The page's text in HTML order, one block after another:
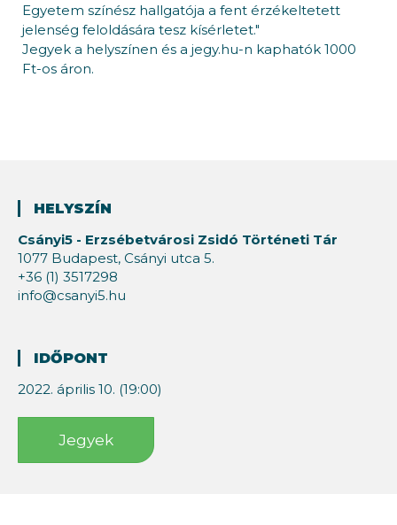
Egyetem színész hallgatója a fent érzékeltetett
jelenség feloldására tesz kísérletet."
Jegyek a helyszínen és a jegy.hu-n kaphatók 1000
Ft-os áron.
HELYSZÍN
Csányi5 - Erzsébetvárosi Zsidó Történeti Tár
1077 Budapest, Csányi utca 5.
+36 (1) 3517298
info@csanyi5.hu
IDŐPONT
2022. április 10. (19:00)
Jegyek